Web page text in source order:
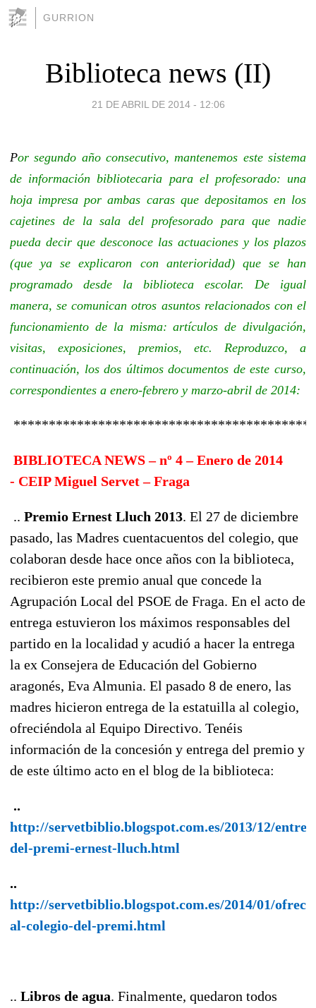
GURRION
Biblioteca news (II)
21 DE ABRIL DE 2014 - 12:06
Por segundo año consecutivo, mantenemos este sistema
de información bibliotecaria para el profesorado: una
hoja impresa por ambas caras que depositamos en los
cajetines de la sala del profesorado para que nadie
pueda decir que desconoce las actuaciones y los plazos
(que ya se explicaron con anterioridad) que se han
programado desde la biblioteca escolar. De igual
manera, se comunican otros asuntos relacionados con el
funcionamiento de la misma: artículos de divulgación,
visitas, exposiciones, premios, etc. Reproduzco, a
continuación, los dos últimos documentos de este curso,
correspondientes a enero-febrero y marzo-abril de 2014:
BIBLIOTECA NEWS – nº 4 – Enero de 2014
- CEIP Miguel Servet – Fraga
.. Premio Ernest Lluch 2013. El 27 de diciembre
pasado, las Madres cuentacuentos del colegio, que
colaboran desde hace once años con la biblioteca,
recibieron este premio anual que concede la
Agrupación Local del PSOE de Fraga. En el acto de
entrega estuvieron los máximos responsables del
partido en la localidad y acudió a hacer la entrega
la ex Consejera de Educación del Gobierno
aragonés, Eva Almunia. El pasado 8 de enero, las
madres hicieron entrega de la estatuilla al colegio,
ofreciéndola al Equipo Directivo. Tenéis
información de la concesión y entrega del premio y
de este último acto en el blog de la biblioteca:
..
http://servetbiblio.blogspot.com.es/2013/12/
del-premi-ernest-lluch.html
..
http://servetbiblio.blogspot.com.es/2014/01/
al-colegio-del-premi.html
.. Libros de agua. Finalmente, quedaron todos